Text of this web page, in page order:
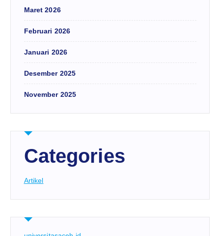
Maret 2026
Februari 2026
Januari 2026
Desember 2025
November 2025
Categories
Artikel